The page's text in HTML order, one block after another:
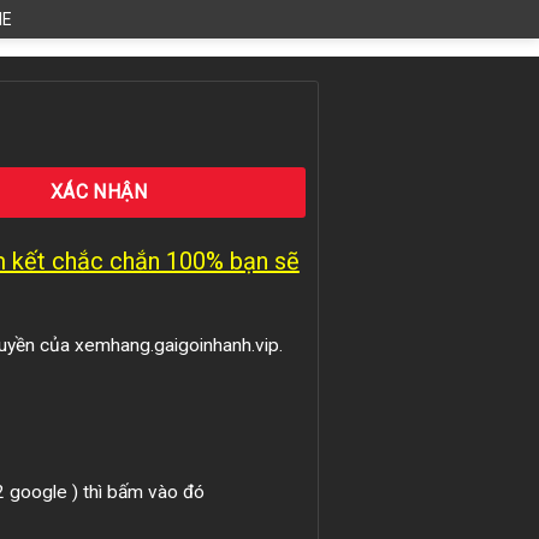
chắc chắn 100% bạn sẽ
của xemhang.gaigoinhanh.vip.
google ) thì bấm vào đó